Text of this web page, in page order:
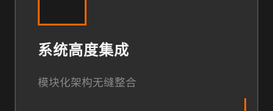
系统高度集成
模块化架构无缝整合